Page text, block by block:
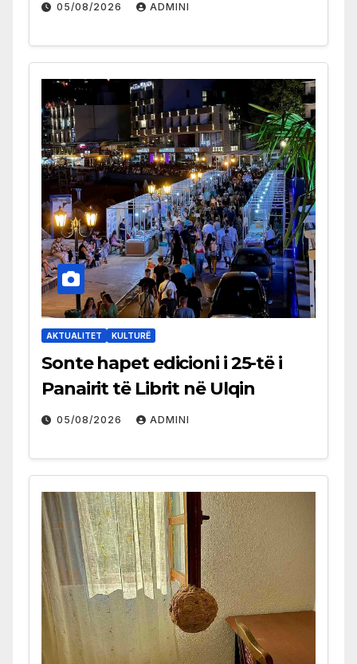
05/08/2026 ADMINI
AKTUALITET KULTURË
Sonte hapet edicioni i 25-të i
Panairit të Librit në Ulqin
05/08/2026 ADMINI